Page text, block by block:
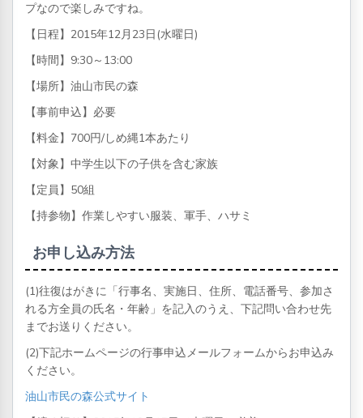
プなので楽しみですね。
【日程】2015年12月23日(水曜日)
【時間】9:30～13:00
【場所】油山市民の森
【事前申込】必要
【料金】700円/しめ縄1本あたり
【対象】中学生以下の子供を含む家族
【定員】50組
【持参物】作業しやすい服装、軍手、ハサミ
お申し込み方法
(1)往復はがきに「行事名、実施日、住所、電話番号、参加さ
れる方全員の氏名・年齢」を記入のうえ、下記問い合わせ先
までお送りください。
(2)下記ホームページの行事申込メールフォームからお申込み
ください。
油山市民の森公式サイト